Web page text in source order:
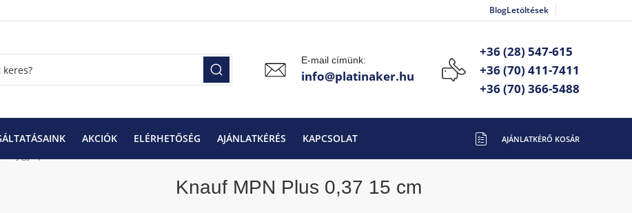
BlogLetöltések
E-mail címünk:
info@platinaker.hu
+36 (28) 547-615
+36 (70) 411-7411
+36 (70) 366-5488
AKCIÓK ELÉRHETŐSÉG AJÁNLATKÉRÉS KAPCSOLAT
Knauf MPN Plus 0,37 15 cm